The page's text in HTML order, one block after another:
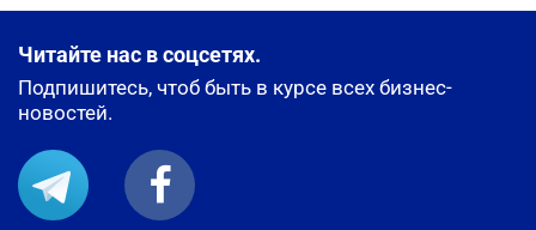
Читайте нас в соцсетях.
Подпишитесь, чтоб быть в курсе всех бизнес-
новостей.